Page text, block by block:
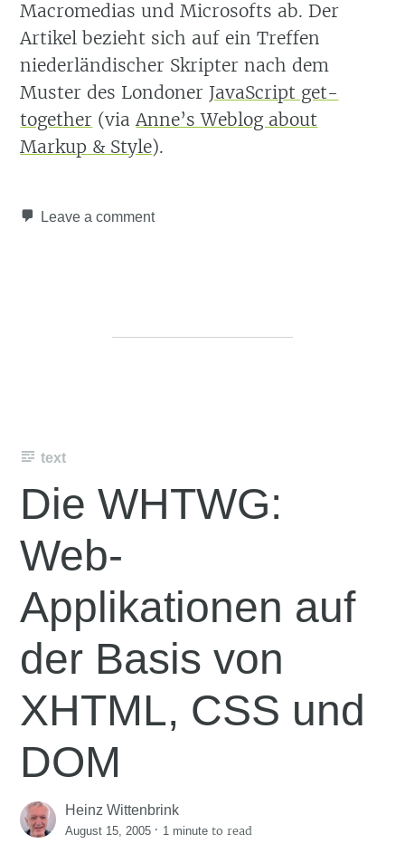
Macromedias und Microsofts ab. Der
Artikel bezieht sich auf ein Treffen
niederländischer Skripter nach dem
Muster des Londoner JavaScript get-
together (viaAnne’s Weblog about
Markup & Style).
Leave a comment
text
Die WHTWG:
Web-
Applikationen auf
der Basis von
XHTML, CSS und
DOM
Heinz Wittenbrink
August 15, 2005 · 1 minute to read